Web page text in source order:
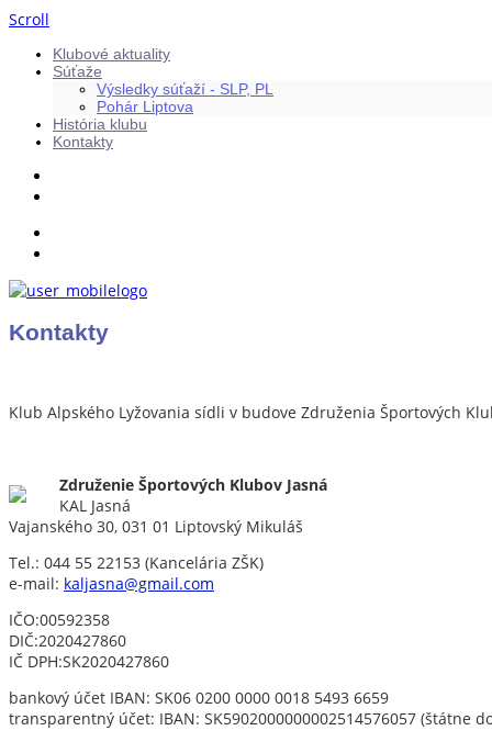
Scroll
Klubové aktuality
Súťaže
Výsledky súťaží - SLP, PL
Pohár Liptova
História klubu
Kontakty
Kontakty
Klub Alpského Lyžovania sídli v budove Združenia Športových
Združenie Športových Klubov Jasná
KAL Jasná
Vajanského 30, 031 01 Liptovský Mikuláš
Tel.: 044 55 22153 (Kancelária ZŠK)
e-mail: kaljasna@gmail.com
IČO:00592358
DIČ:2020427860
IČ DPH:SK2020427860
bankový účet IBAN: SK06 0200 0000 0018 5493 6659
transparentný účet: IBAN: SK5902000000002514576057 (štátne